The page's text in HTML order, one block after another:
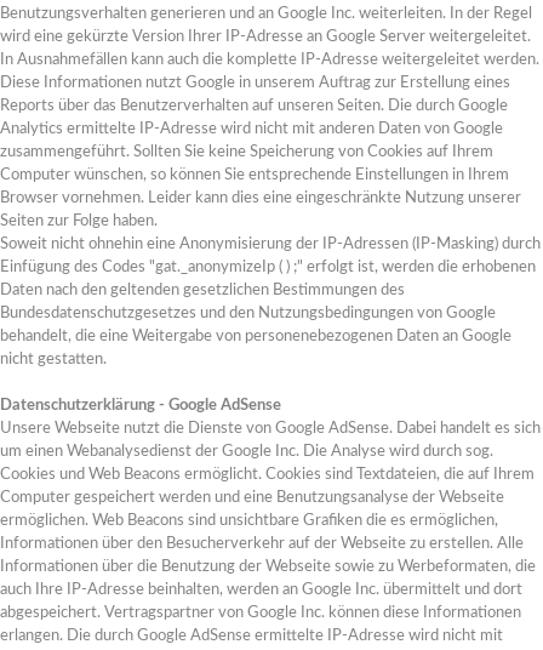
Benutzungsverhalten generieren und an Google Inc. weiterleiten. In der Regel
wird eine gekürzte Version Ihrer IP-Adresse an Google Server weitergeleitet.
In Ausnahmefällen kann auch die komplette IP-Adresse weitergeleitet werden.
Diese Informationen nutzt Google in unserem Auftrag zur Erstellung eines
Reports über das Benutzerverhalten auf unseren Seiten. Die durch Google
Analytics ermittelte IP-Adresse wird nicht mit anderen Daten von Google
zusammengeführt. Sollten Sie keine Speicherung von Cookies auf Ihrem
Computer wünschen, so können Sie entsprechende Einstellungen in Ihrem
Browser vornehmen. Leider kann dies eine eingeschränkte Nutzung unserer
Seiten zur Folge haben.
Soweit nicht ohnehin eine Anonymisierung der IP-Adressen (IP-Masking) durch
Einfügung des Codes "gat._anonymizeIp ( ) ;" erfolgt ist, werden die erhobenen
Daten nach den geltenden gesetzlichen Bestimmungen des
Bundesdatenschutzgesetzes und den Nutzungsbedingungen von Google
behandelt, die eine Weitergabe von personenebezogenen Daten an Google
nicht gestatten.
Datenschutzerklärung - Google AdSense
Unsere Webseite nutzt die Dienste von Google AdSense. Dabei handelt es sich
um einen Webanalysedienst der Google Inc. Die Analyse wird durch sog.
Cookies und Web Beacons ermöglicht. Cookies sind Textdateien, die auf Ihrem
Computer gespeichert werden und eine Benutzungsanalyse der Webseite
ermöglichen. Web Beacons sind unsichtbare Grafiken die es ermöglichen,
Informationen über den Besucherverkehr auf der Webseite zu erstellen. Alle
Informationen über die Benutzung der Webseite sowie zu Werbeformaten, die
auch Ihre IP-Adresse beinhalten, werden an Google Inc. übermittelt und dort
abgespeichert. Vertragspartner von Google Inc. können diese Informationen
erlangen. Die durch Google AdSense ermittelte IP-Adresse wird nicht mit